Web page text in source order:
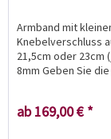
Armband mit
Knebelverschluss
21,5cm oder 23cm
8mm Geben Sie
ab 169,00 € *